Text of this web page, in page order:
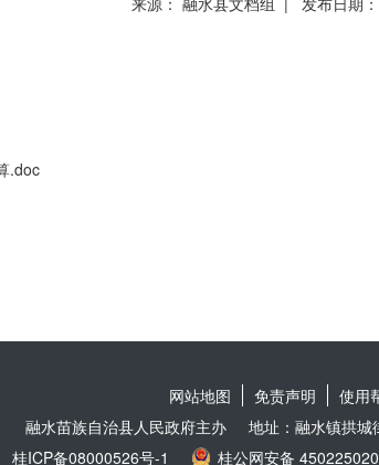
.doc
网站地图 免责声明 使用
融水苗族自治县人民政府主办
地址：融水镇拱城
桂ICP备08000526号-1
桂公网安备